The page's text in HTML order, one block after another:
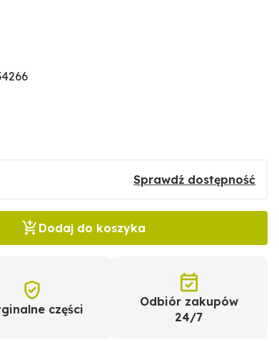
Sprawdź dostępność
Dodaj do koszyka
części
Odbiór zakupów
24/7